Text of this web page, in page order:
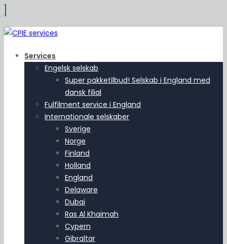
Services
Engelsk selskab
Super pakketilbud! Selskab i England med
dansk filial
Fulfilment service i England
Internationale selskaber
Sverige
Norge
Finland
Holland
England
Delaware
Dubai
Ras Al Khaimah
Cypern
Gibraltar